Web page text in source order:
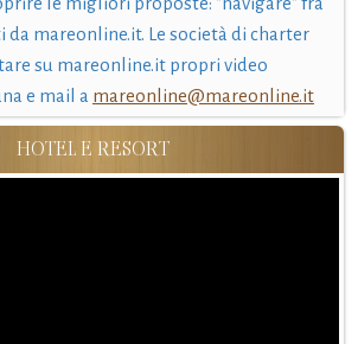
da mareonline.it. Le società di charter
su mareonline.it propri video
e mail a mareonline@mareonline.it
HOTEL E RESORT